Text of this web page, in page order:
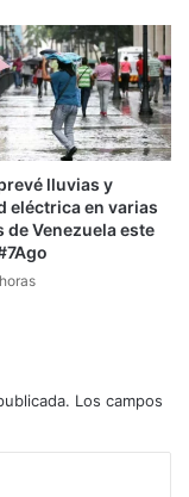
lluvias y
eléctrica en varias
de Venezuela este
Los campos